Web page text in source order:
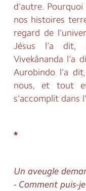
d’autre.
nos histoires
regard de
Jésus l’a dit,
Vivekânanda l’a
Aurobindo l’a
nous, et tout
s’accomplit dans
*
Un aveugle
- Comment puis-